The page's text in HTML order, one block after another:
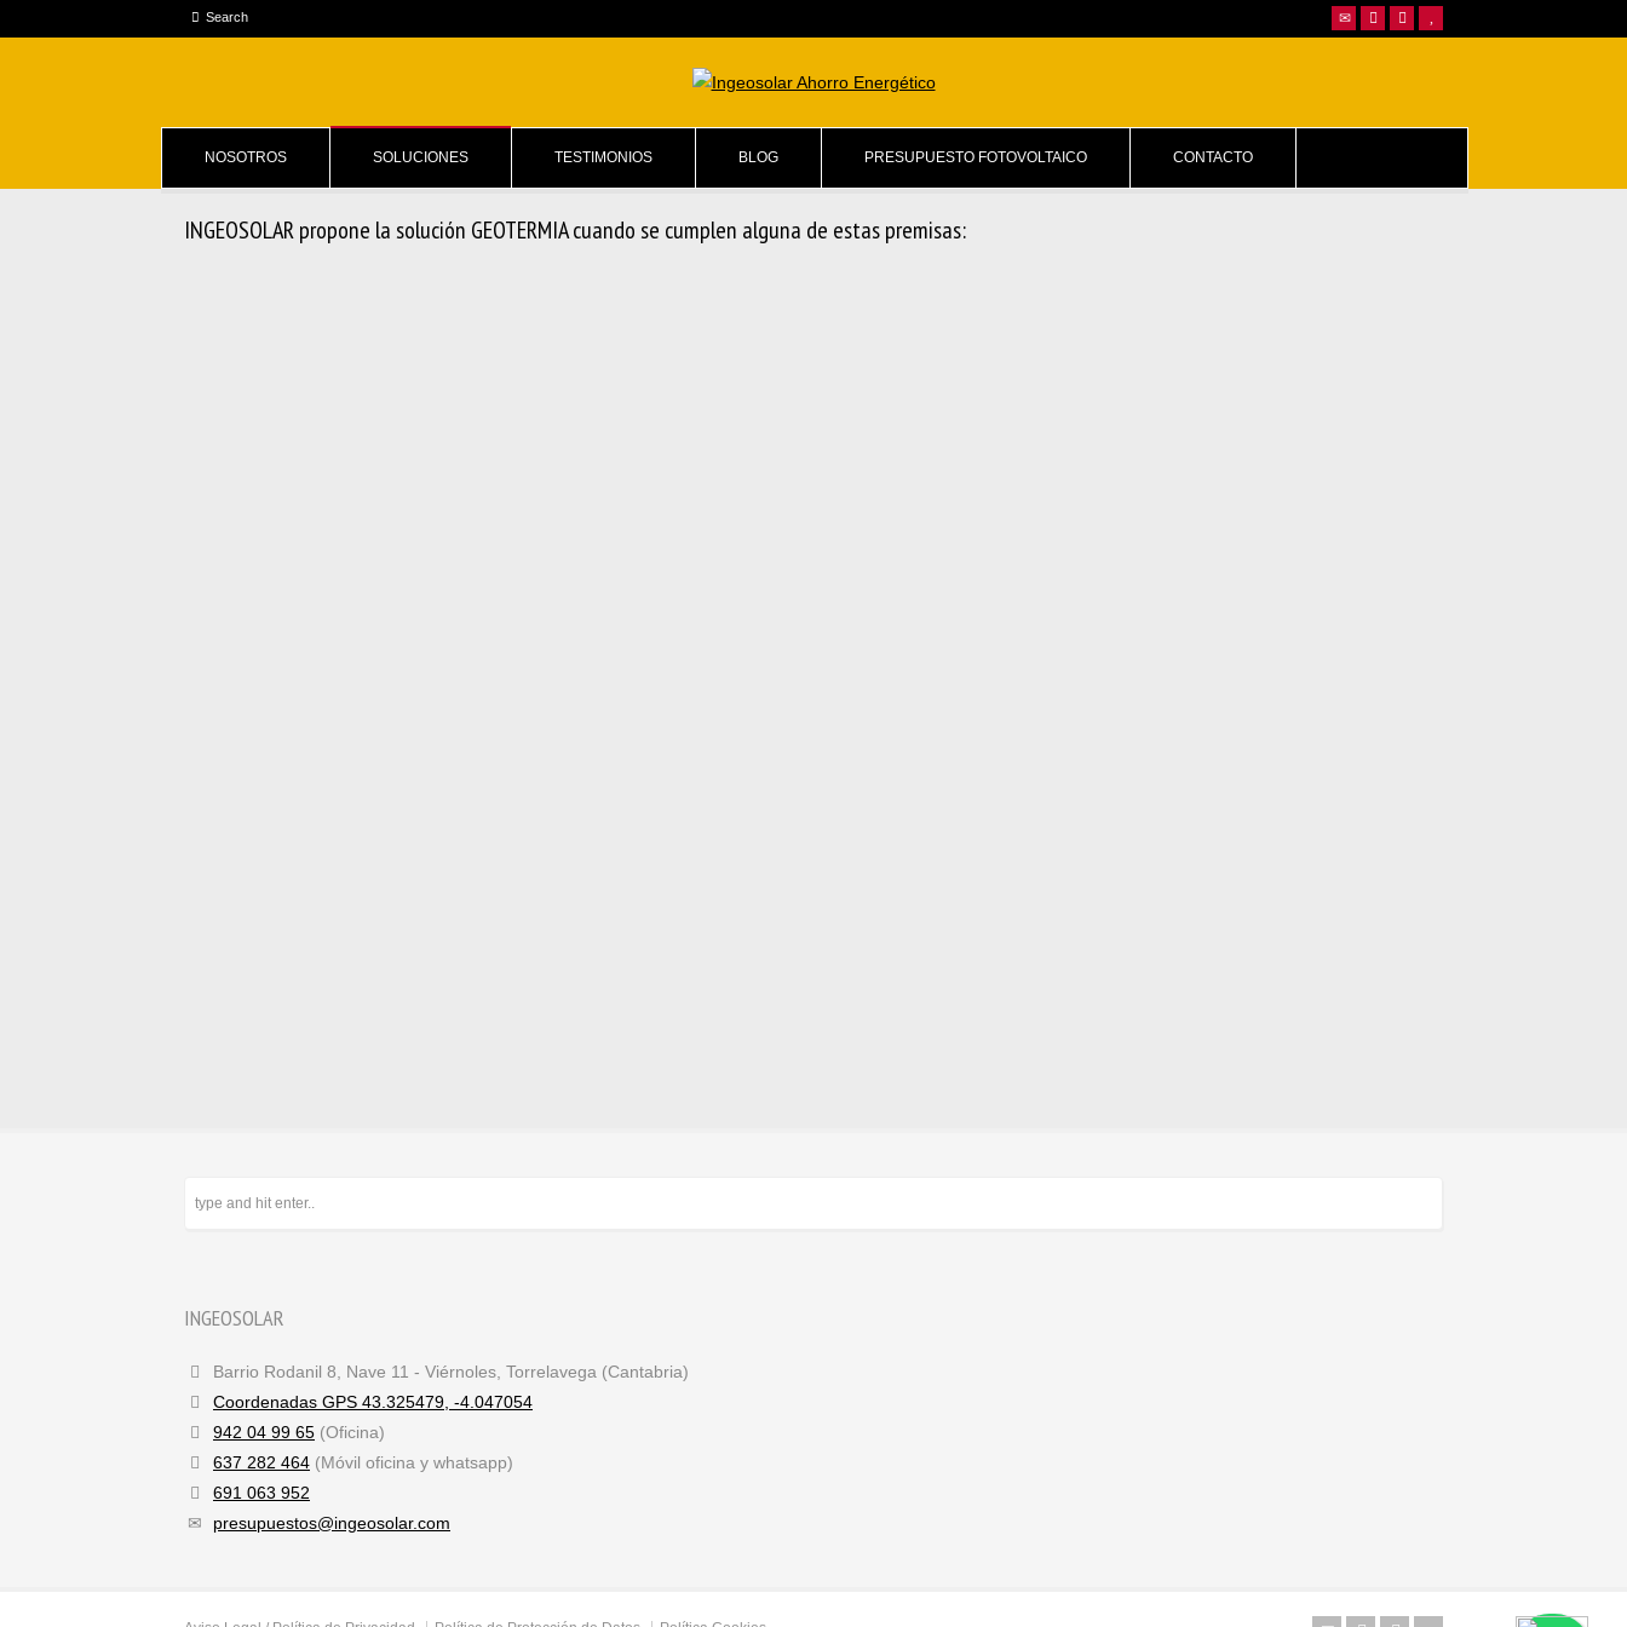
NOSOTROS SOLUCIONES TESTIMONIOS BLOG PRESUPUESTO FOTOVOLTAICO CONTACTO
INGEOSOLAR propone la solución GEOTERMIA cuando se cumplen alguna de estas premisas:
INGEOSOLAR
Barrio Rodanil 8, Nave 11 - Viérnoles, Torrelavega (Cantabria)
Coordenadas GPS 43.325479, -4.047054
942 04 99 65 (Oficina)
637 282 464 (Móvil oficina y whatsapp)
691 063 952
presupuestos@ingeosolar.com